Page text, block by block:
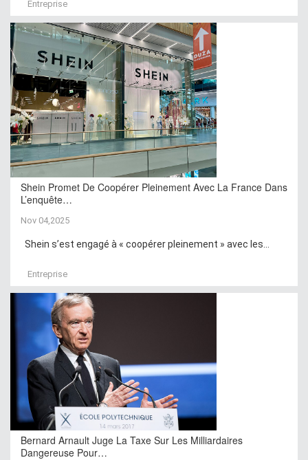
Entreprise
Shein Promet De Coopérer Pleinement Avec La France Dans
L’enquête…
Nov 04,2025
Shein s’est engagé à « coopérer pleinement » avec les...
Entreprise
Bernard Arnault Juge La Taxe Sur Les Milliardaires
Dangereuse Pour…